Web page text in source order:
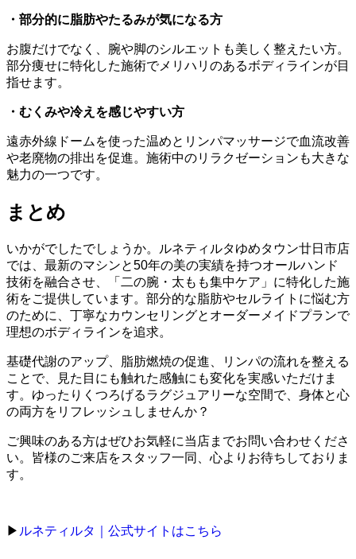
・部分的に脂肪やたるみが気になる方
お腹だけでなく、腕や脚のシルエットも美しく整えたい方。
部分痩せに特化した施術でメリハリのあるボディラインが目
指せます。
・むくみや冷えを感じやすい方
遠赤外線ドームを使った温めとリンパマッサージで血流改善
や老廃物の排出を促進。施術中のリラクゼーションも大きな
魅力の一つです。
まとめ
いかがでしたでしょうか。ルネティルタゆめタウン廿日市店
では、最新のマシンと50年の美の実績を持つオールハンド
技術を融合させ、「二の腕・太もも集中ケア」に特化した施
術をご提供しています。部分的な脂肪やセルライトに悩む方
のために、丁寧なカウンセリングとオーダーメイドプランで
理想のボディラインを追求。
基礎代謝のアップ、脂肪燃焼の促進、リンパの流れを整える
ことで、見た目にも触れた感触にも変化を実感いただけま
す。ゆったりくつろげるラグジュアリーな空間で、身体と心
の両方をリフレッシュしませんか？
ご興味のある方はぜひお気軽に当店までお問い合わせくださ
い。皆様のご来店をスタッフ一同、心よりお待ちしておりま
す。
▶ ルネティルタ｜公式サイトはこちら